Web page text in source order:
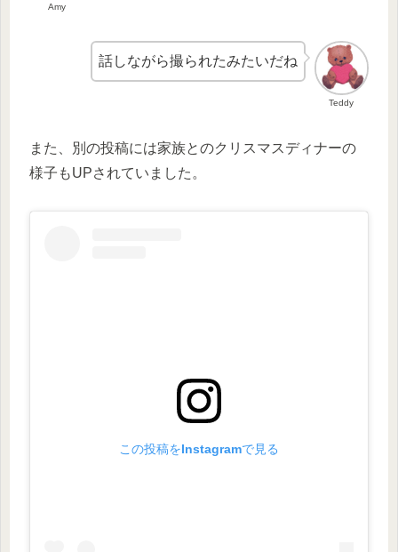
Amy
Teddy
話しながら撮られたみたいだね
また、別の投稿には家族とのクリスマスディナーの
様子もUPされていました。
この投稿をInstagramで見る